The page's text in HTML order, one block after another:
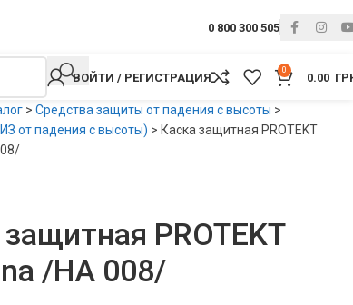
0 800 300 505
ВОЙТИ / РЕГИСТРАЦИЯ
0
0.00
> Средства защиты от падения с высоты >
от падения с высоты) > Каска защитная PROTEKT
PROTEKT
/HA 008/